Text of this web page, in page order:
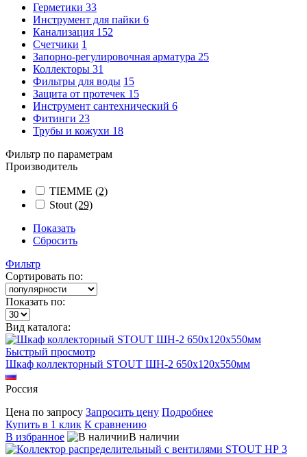
Герметики 33
Инструмент для пайки 6
Канализация 152
Счетчики 1
Запорно-регулировочная арматура 25
Коллекторы 31
Фильтры для воды 15
Защита от протечек 15
Инструмент сантехнический 6
Фитинги 23
Трубы и кожухи 18
Фильтр по параметрам
Производитель
TIEMME (2)
Stout (29)
Показать
Сбросить
Фильтр
Сортировать по:
Показать по:
Вид каталога:
Быстрый просмотр
Шкаф коллекторный STOUT ШН-2 650х120х550мм
Россия
Цена по запросу Запросить цену Подробнее
Купить в 1 клик К сравнению
В избранное
В наличии